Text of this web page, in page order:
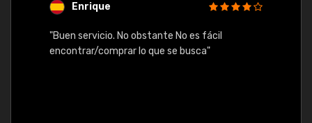
Enrique
"Buen servicio. No obstante No es fácil
encontrar/comprar lo que se busca"